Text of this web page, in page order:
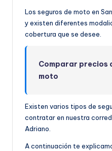
Los seguros de moto en
y existen diferentes
cobertura que se desee.
Comparar precios
moto
Existen varios tipos de
contratar en nuestra
Adriano.
A continuación te